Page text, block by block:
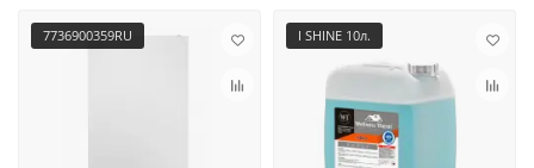
7736900359RU I SHINE 10л.